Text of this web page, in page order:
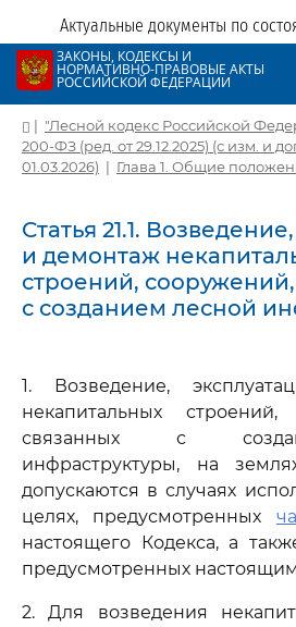
Актуальные документы по
ЗАКОНЫ, КОДЕКСЫ И
НОРМАТИВНО-ПРАВОВЫЕ АКТЫ
РОССИЙСКОЙ ФЕДЕРАЦИИ
| "Лесной кодекс Российской
200-ФЗ (ред. от 29.12.2025) (с изм. и
01.03.2026) | Глава 1. Общие
Статья 21.1.
и демонтаж
строений,
с созданием лесной
1. Возведение,
некапитальных
связанных с
инфраструктуры, на
допускаются в случаях
целях, предусмотренных
настоящего Кодекса, а
предусмотренных
2. Для возведения